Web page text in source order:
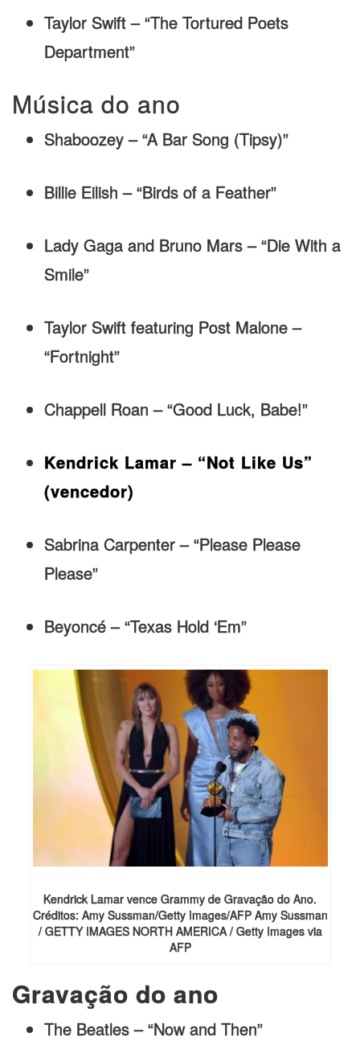
Taylor Swift – “The Tortured Poets
Department”
Música do ano
Shaboozey – “A Bar Song (Tipsy)”
Billie Eilish – “Birds of a Feather”
Lady Gaga and Bruno Mars – “Die With a
Smile”
Taylor Swift featuring Post Malone –
“Fortnight”
Chappell Roan – “Good Luck, Babe!”
Kendrick Lamar – “Not Like Us”
(vencedor)
Sabrina Carpenter – “Please Please
Please”
Beyoncé – “Texas Hold ‘Em”
Kendrick Lamar vence Grammy de Gravação do Ano.
Créditos: Amy Sussman/Getty Images/AFP Amy Sussman
/ GETTY IMAGES NORTH AMERICA / Getty Images via
AFP
Gravação do ano
The Beatles – “Now and Then”